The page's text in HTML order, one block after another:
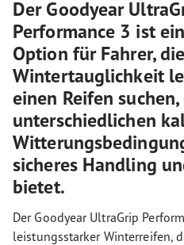
Der Goodyear
Performance 3 ist
Option für Fahrer,
Wintertauglichkeit
einen Reifen
unterschiedlichen
sicheres Handling
bietet.
Der Goodyear UltraGrip
leistungsstarker Winterreifen,